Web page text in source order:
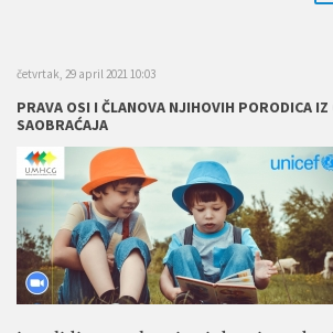
četvrtak, 29 april 2021 10:03
PRAVA OSI I ČLANOVA NJIHOVIH PORODICA
SAOBRAĆAJA